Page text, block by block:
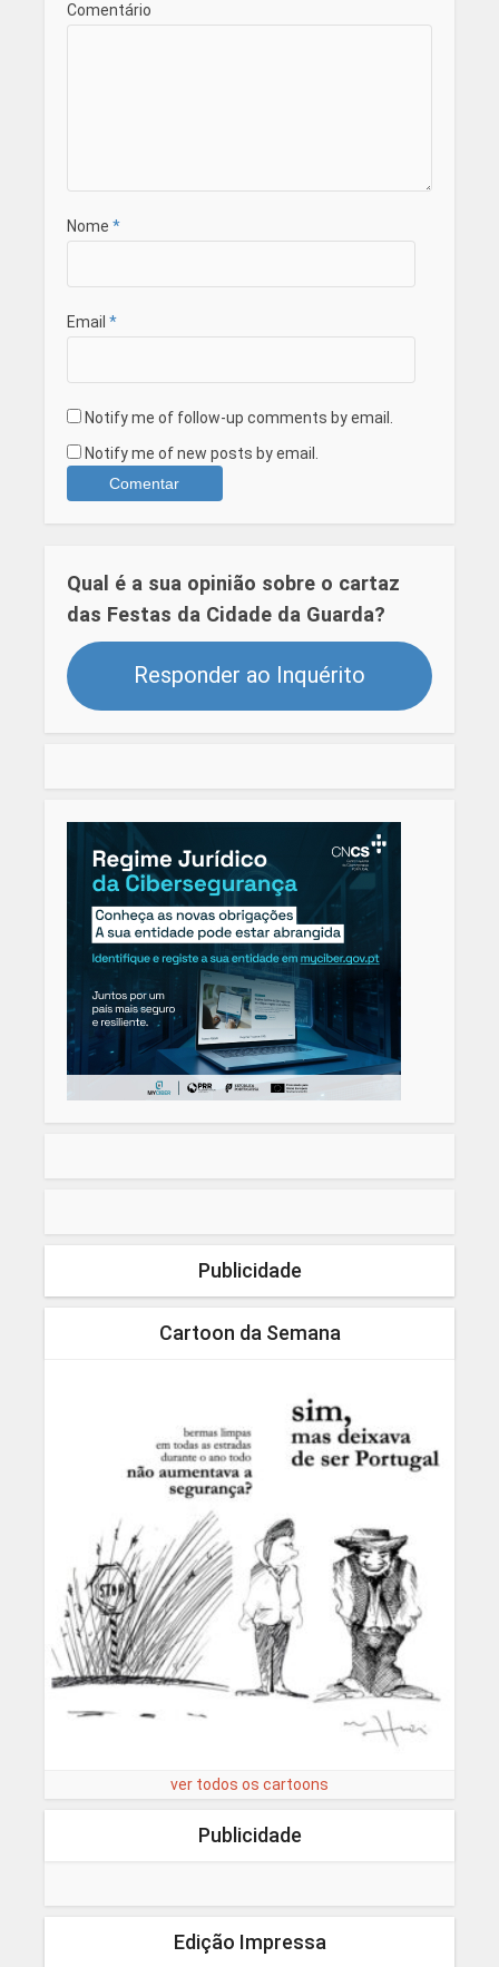
Comentário
Nome *
Email *
Notify me of follow-up comments by email.
Notify me of new posts by email.
Qual é a sua opinião sobre o cartaz
das Festas da Cidade da Guarda?
Responder ao Inquérito
Publicidade
Cartoon da Semana
ver todos os cartoons
Publicidade
Edição Impressa